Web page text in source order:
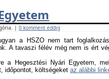
| 0 komment eddig
a HSZO nem tart
A tavaszi félév még nem is ért
a Hegesztési Nyári Egyetem,
időpontot, költségeket az alábbi